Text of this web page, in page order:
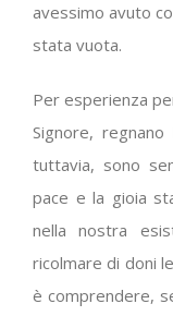
avessimo avuto
stata vuota.
Per esperienza
Signore,
tuttavia, sono
pace e la gioia
nella nostra
ricolmare di doni
è comprendere,